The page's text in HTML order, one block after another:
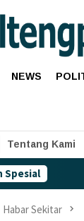
NEWS
Tentang Kami
Spesial
Habar Sekitar